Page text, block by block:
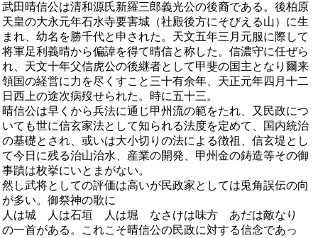
武田晴信公は清和源氏新羅三郎義光公の後裔である。後柏原
天皇の大永元年石水寺要害城（社殿後方にそびえる山）に生
まれ、幼名を勝千代と申された。天文五年三月元服に際して
将軍足利義晴から偏諱を得て晴信と称した。信濃守に任ぜら
れ、天文十年父信虎公の後継者として甲斐の国主となり爾来
領国の経営に力を尽くすこと三十有余年、天正元年四月十二
日西上の途次病歿せられた。時に五十三。
晴信公は早くから兵法に通じ甲州流の範をたれ、又民政につ
いても世に信玄家法として知られる法度を定めて、国内統治
の基礎とされ、或いは大小切りの法による徴祖、信玄堤とし
て今日に残る治山治水、産業の開発、甲州金の鋳造等その御
事蹟は枚挙にいとまがない。
然し武将としての評価は高いが民政家としては兎角誤伝の向
が多い。御祭神の歌に
人は城 人は石垣 人は堀 なさけは味方 あだは敵なり
の一首がある。これこそ晴信公の民政に対する信念であっ